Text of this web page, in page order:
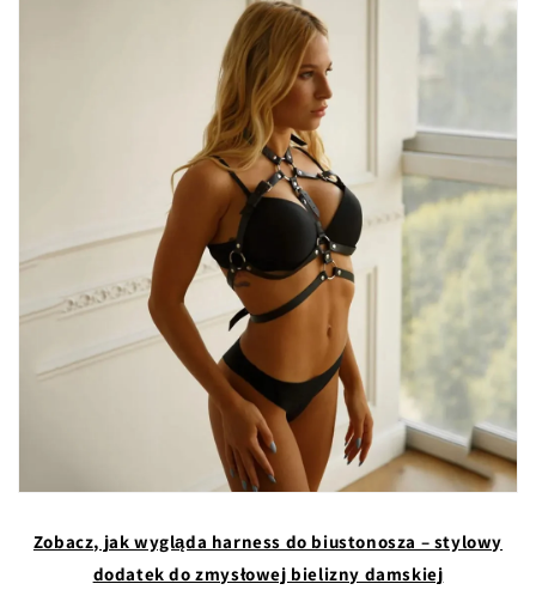
Zobacz, jak wygląda harness do biustonosza – stylowy
dodatek do zmysłowej bielizny damskiej